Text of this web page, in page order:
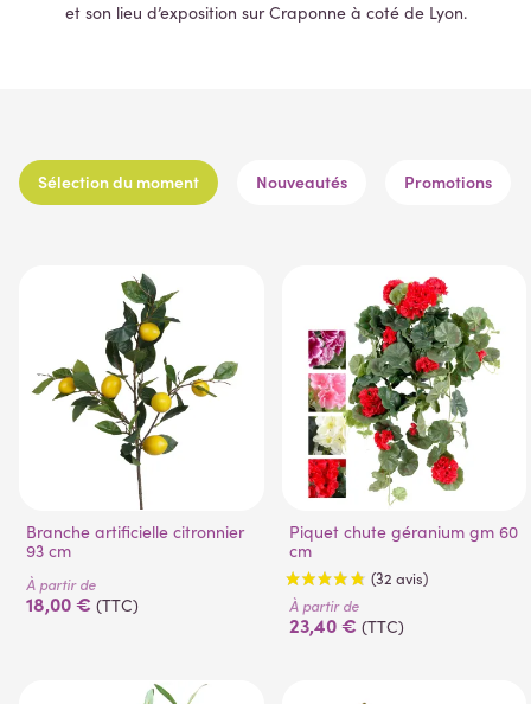
et son lieu d’exposition sur Craponne à coté de Lyon.
Sélection du moment Nouveautés Promotions
Branche artificielle citronnier
93 cm
À partir de
18,00 € (TTC)
Piquet chute géranium gm 60
cm
À partir de
23,40 € (TTC)